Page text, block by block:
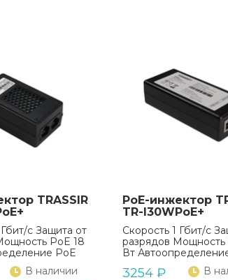
TRASSIR
c Защита от
PoE 18
PoE
В наличии
PoE-инжектор
TR-I30WPoE+
Скорость 1 Гбит/c
разрядов Мощность
Вт
3254 ₽ В